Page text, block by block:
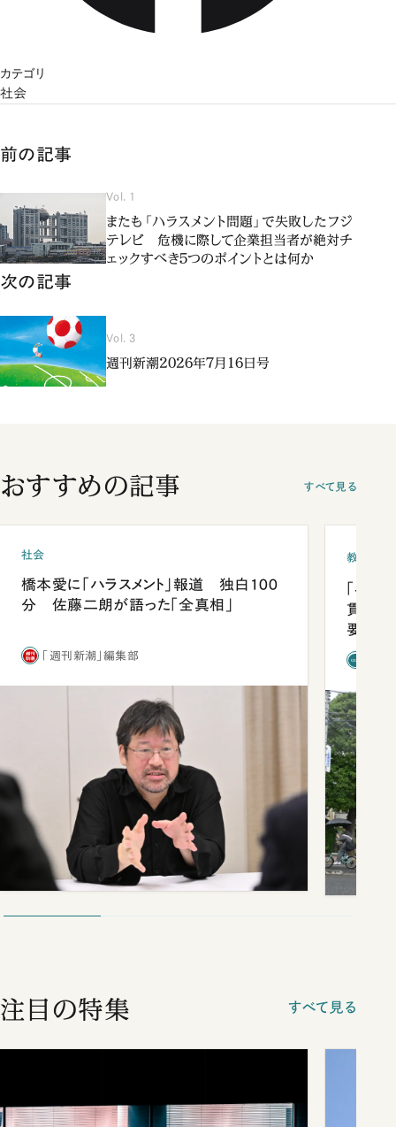
カテゴリ
社会
前の記事
Vol. 1
またも「ハラスメント問題」で失敗したフジ
テレビ 危機に際して企業担当者が絶対チ
ェックすべき５つのポイントとは何か
次の記事
Vol. 3
週刊新潮2026年7月16日号
おすすめの記事 すべて見る
社会
橋本愛に「ハラスメント」報道 独白100
分 佐藤二朗が語った「全真相」
「週刊新潮」編集部
教育
「早
貫校へ
要だっ
注目の特集 すべて見る